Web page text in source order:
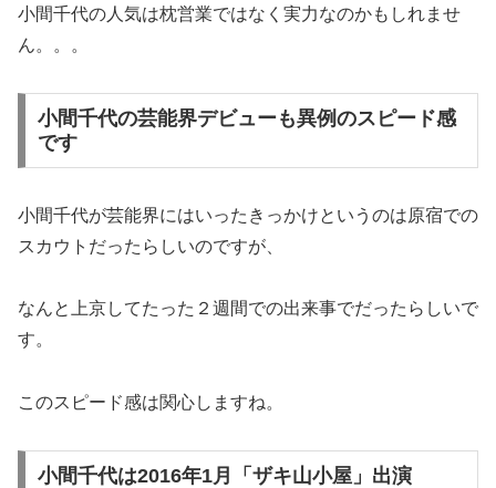
小間千代の人気は枕営業ではなく実力なのかもしれませ
ん。。。
小間千代の芸能界デビューも異例のスピード感
です
小間千代が芸能界にはいったきっかけというのは原宿での
スカウトだったらしいのですが、
なんと上京してたった２週間での出来事でだったらしいで
す。
このスピード感は関心しますね。
小間千代は2016年1月「ザキ山小屋」出演